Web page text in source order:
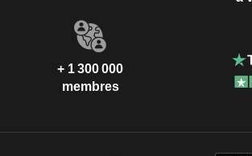
+ 1 300 000
membres